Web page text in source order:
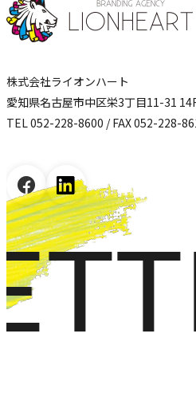
株式会社ライオンハート
愛知県名古屋市中区栄3丁目11-31
TEL 052-228-8600 / FAX 052-228-